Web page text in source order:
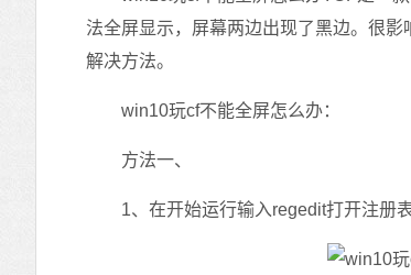
法全屏显示，屏幕两边出现了黑边。很
解决方法。
win10玩cf不能全屏怎么办：
方法一、
1、在开始运行输入regedit打开注册